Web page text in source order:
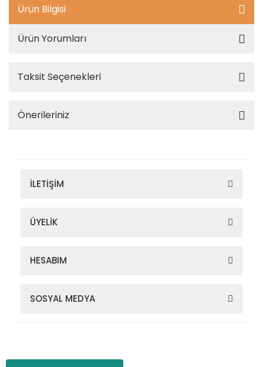
Ürün Bilgisi
Ürün Yorumları
Taksit Seçenekleri
Önerileriniz
İLETİŞİM
ÜYELİK
HESABIM
SOSYAL MEDYA